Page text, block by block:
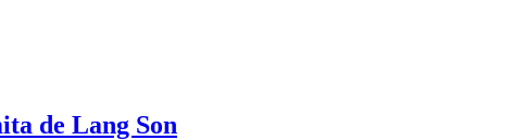
de Lang Son